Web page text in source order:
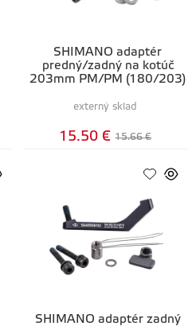
SHIMANO adaptér
predný/zadný na kotúč
203mm PM/PM (180/203)
externý sklad
15.50 € 15.66 €
SHIMANO adaptér zadný